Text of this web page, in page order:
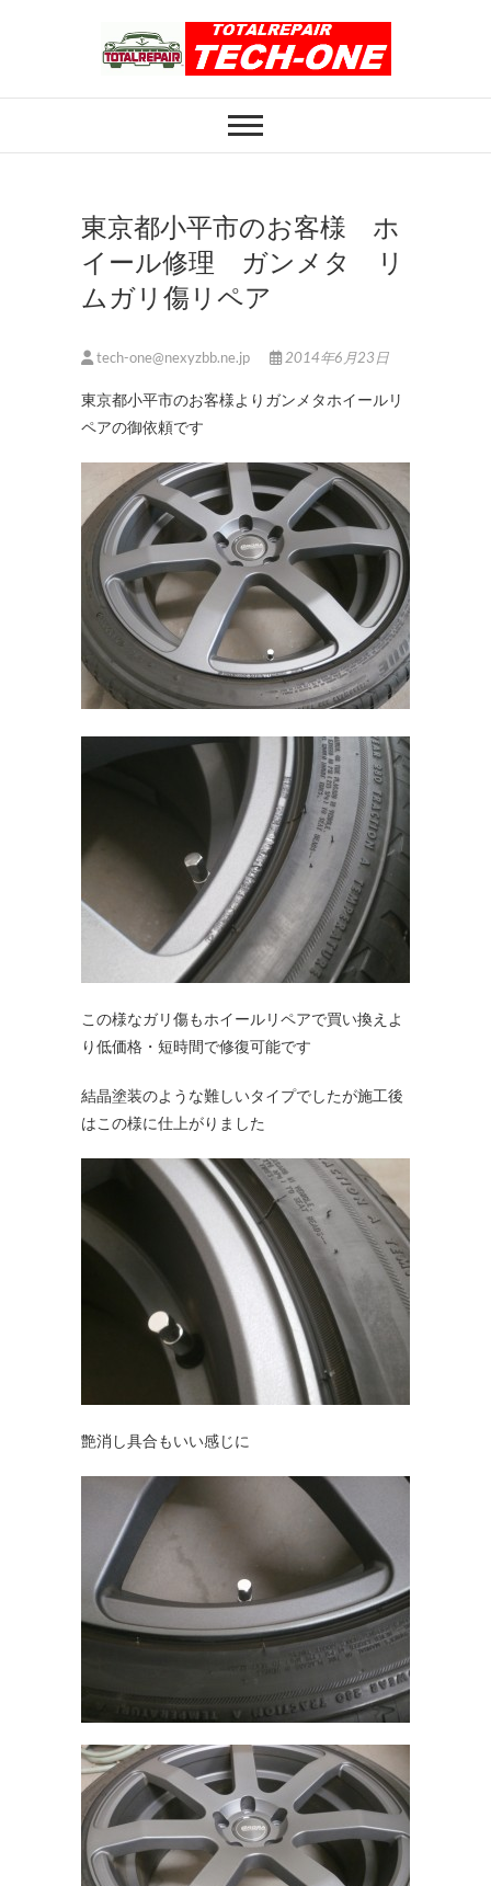
ホイール修理のト
ータルリペアテッ
クワン
東京都小平市のお客様 ホ
イール修理 ガンメタ リ
ムガリ傷リペア
tech-one@nexyzbb.ne.jp 2014年6月23日
東京都小平市のお客様よりガンメタホイールリ
ペアの御依頼です
この様なガリ傷もホイールリペアで買い換えよ
り低価格・短時間で修復可能です
結晶塗装のような難しいタイプでしたが施工後
はこの様に仕上がりました
艶消し具合もいい感じに